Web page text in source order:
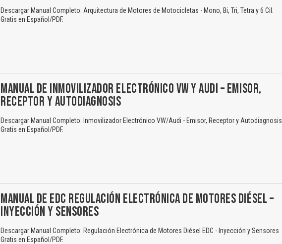
Descargar Manual Completo: Arquitectura de Motores de Motocicletas - Mono, Bi, Tri, Tetra y 6 Cil.
Gratis en Español/PDF.
MANUAL DE INMOVILIZADOR ELECTRÓNICO VW Y AUDI – EMISOR,
RECEPTOR Y AUTODIAGNOSIS
Descargar Manual Completo: Inmovilizador Electrónico VW/Audi - Emisor, Receptor y Autodiagnosis
Gratis en Español/PDF.
MANUAL DE EDC REGULACIÓN ELECTRÓNICA DE MOTORES DIÉSEL –
INYECCIÓN Y SENSORES
Descargar Manual Completo: Regulación Electrónica de Motores Diésel EDC - Inyección y Sensores
Gratis en Español/PDF.